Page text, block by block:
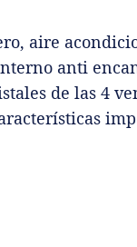
aire
anti
de las 4